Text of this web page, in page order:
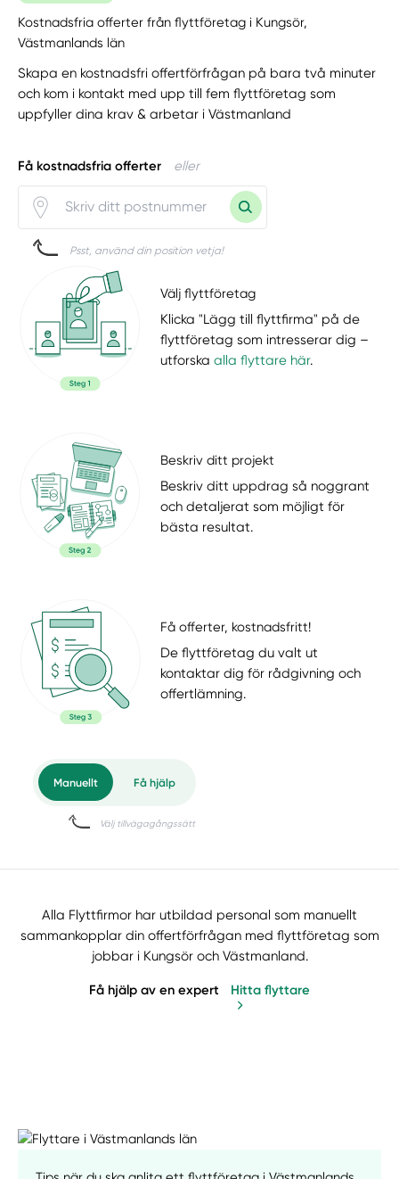
Kostnadsfria offerter från flyttföretag i Kungsör,
Västmanlands län
Skapa en kostnadsfri offertförfrågan på bara två minuter
och kom i kontakt med upp till fem flyttföretag som
uppfyller dina krav & arbetar i Västmanland
Få kostnadsfria offerter eller
Psst, använd din position vetja!
Välj flyttföretag
Klicka "Lägg till flyttfirma" på de
flyttföretag som intresserar dig –
utforskaalla flyttare här.
Beskriv ditt projekt
Beskriv ditt uppdrag så noggrant
och detaljerat som möjligt för
bästa resultat.
Få offerter, kostnadsfritt!
De flyttföretag du valt ut
kontaktar dig för rådgivning och
offertlämning.
Alla Flyttfirmor har utbildad personal som manuellt
sammankopplar din offertförfrågan med flyttföretag som
jobbar i Kungsör och Västmanland.
Få hjälp av en expert Hitta flyttare